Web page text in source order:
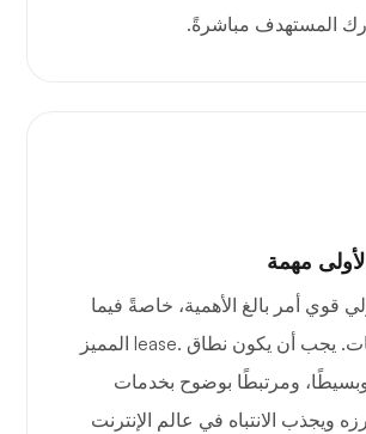
المستهدف مباشرةً.
مهمة
قوي أمر بالغ الأهمية، خاصةً فيما
يتعلق بالنطاقات. يجب أن يكون نطاق .lease المميز
ومرتبطًا بوضوح بخدمات
ويجذب الانتباه في عالم الإنترنت